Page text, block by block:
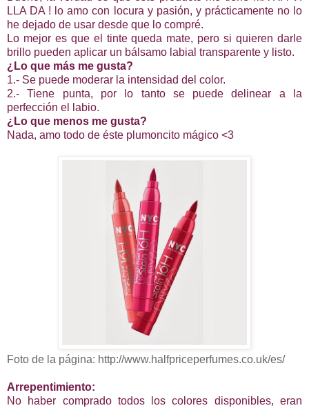
LLA DA ! lo amo con locura y pasión, y prácticamente no lo
he dejado de usar desde que lo compré.
Lo mejor es que el tinte queda mate, pero si quieren darle
brillo pueden aplicar un bálsamo labial transparente y listo.
¿Lo que más me gusta?
1.- Se puede moderar la intensidad del color.
2.- Tiene punta, por lo tanto se puede delinear a la
perfección el labio.
¿Lo que menos me gusta?
Nada, amo todo de éste plumoncito mágico <3
Foto de la página: http://www.halfpriceperfumes.co.uk/es/
Arrepentimiento:
No haber comprado todos los colores disponibles, eran